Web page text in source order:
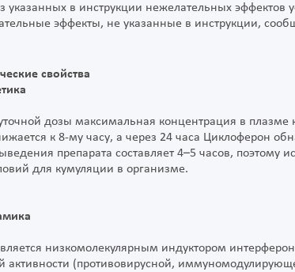
указанных в инструкции нежелательных эффектов
эффекты, не указанные в инструкции,
свойства
дозы максимальная концентрация в плазме
к 8-му часу, а через 24 часа Циклоферон
препарата составляет 4–5 часов, поэтому
для кумуляции в организме.
низкомолекулярным индуктором
активности (противовирусной,